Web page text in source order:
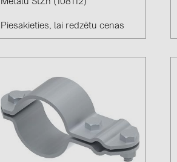
Metālu StZn (108112)
Piesakieties, lai redzētu cenas